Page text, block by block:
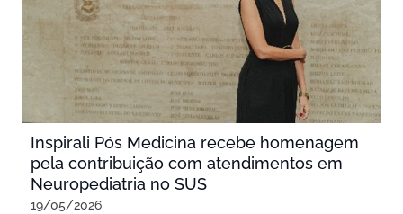
Inspirali Pós Medicina recebe homenagem
pela contribuição com atendimentos em
Neuropediatria no SUS
19/05/2026